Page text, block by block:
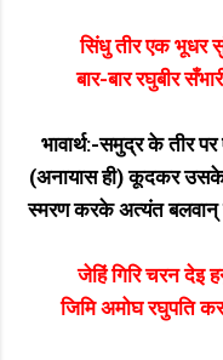
सिंधु तीर एक भूधर
बार-बार रघुबीर
भावार्थ:-समुद्र के तीर
(अनायास ही) कूदकर उसके
स्मरण करके अत्यंत
जेहिं गिरि चरन देइ
जिमि अमोघ रघुपति